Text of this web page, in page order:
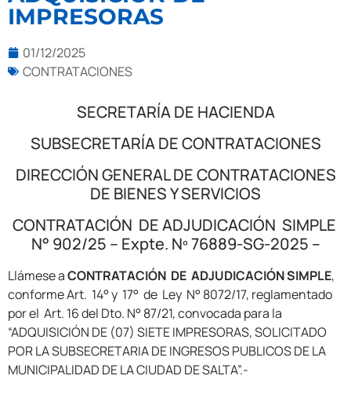
IMPRESORAS
01/12/2025
CONTRATACIONES
SECRETARÍA DE HACIENDA
SUBSECRETARÍA DE CONTRATACIONES
DIRECCIÓN GENERAL DE CONTRATACIONES
DE BIENES Y SERVICIOS
CONTRATACIÓN DE ADJUDICACIÓN SIMPLE
N° 902/25 – Expte. Nº 76889-SG-2025 –
Llámese aCONTRATACIÓN DE ADJUDICACIÓN SIMPLE,
conforme Art. 14° y 17° de Ley N° 8072/17, reglamentado
por el Art. 16 del Dto. N° 87/21, convocada para la
“ADQUISICIÓN DE (07) SIETE IMPRESORAS, SOLICITADO
POR LA SUBSECRETARIA DE INGRESOS PUBLICOS DE LA
MUNICIPALIDAD DE LA CIUDAD DE SALTA”.-